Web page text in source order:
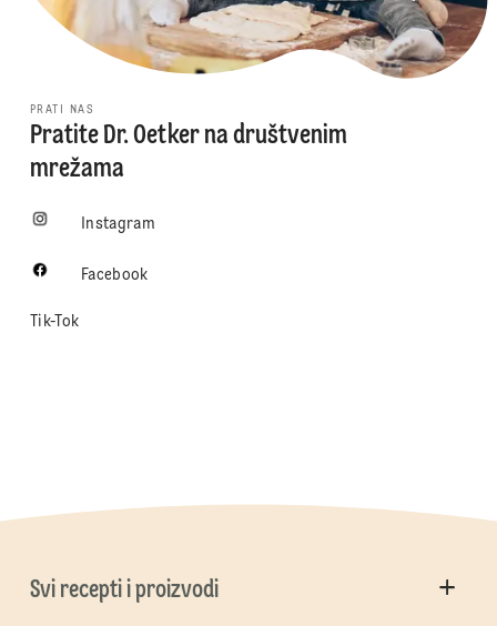
PRATI NAS
Pratite Dr. Oetker na društvenim
mrežama
Instagram
Facebook
Tik-Tok
Svi recepti i proizvodi